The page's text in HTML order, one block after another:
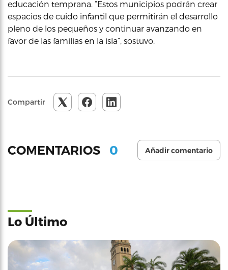
educación temprana. “Estos municipios podrán crear
espacios de cuido infantil que permitirán el desarrollo
pleno de los pequeños y continuar avanzando en
favor de las familias en la isla”, sostuvo.
Compartir
COMENTARIOS 0 Añadir comentario
Lo Último